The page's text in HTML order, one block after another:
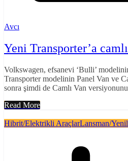
Avcı
Yeni Transporter’a
Volkswagen, efsanevi ‘Bulli’
Transporter modelinin Panel Van ve
sonra şimdi de Camlı Van versiyonunu
Read More
Hibrit/Elektrikli AraçlarLansman/